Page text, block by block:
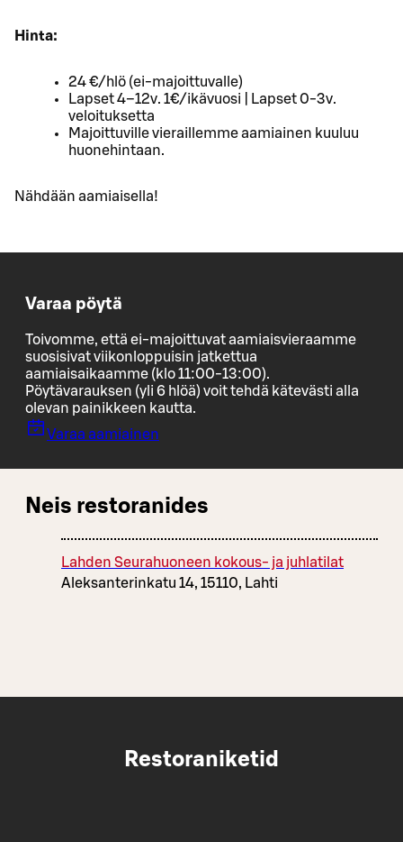
Hinta:
24 €/hlö (ei-majoittuvalle)
Lapset 4–12v. 1€/ikävuosi | Lapset 0-3v.
veloituksetta
Majoittuville vieraillemme aamiainen kuuluu
huonehintaan.
Nähdään aamiaisella!
Varaa pöytä
Toivomme, että ei-majoittuvat aamiaisvieraamme
suosisivat viikonloppuisin jatkettua
aamiaisaikaamme (klo 11:00-13:00).
Pöytävarauksen (yli 6 hlöä) voit tehdä kätevästi alla
olevan painikkeen kautta.
Varaa aamiainen
Neis restoranides
Lahden Seurahuoneen kokous- ja juhlatilat
Aleksanterinkatu 14, 15110, Lahti
Restoraniketid